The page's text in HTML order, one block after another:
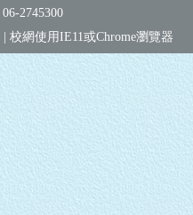
06-2745300
| 校網使用IE11或Chrome瀏覽器